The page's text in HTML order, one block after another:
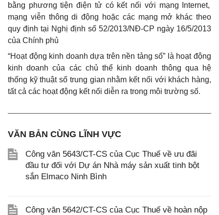
bằng phương tiện điện tửcó kết nối với mạng Internet,
mạng viễn thông diđộng hoặc các mạng mở khác theo
quy định tại Nghị định số 52/2013/NĐ-CP ngày 16/5/2013
của Chính phủ
“Hoạt động kinh doanh dựa trên nền tảngsố” là hoạt động
kinh doanh của các chủ thể kinh doanh thông qua hệ
thống kỹ thuậtsố trung gian nhằm kết nối với khách hàng,
tấtcả các hoạt động kết nối diễn ra trong môi trường số.
VĂN BẢN CÙNG LĨNH VỰC
Công văn 5643/CT-CS của Cục Thuế về ưu đãi
đầu tư đối với Dự án Nhà máy sản xuất tinh bột
sắn Elmaco Ninh Bình
Công văn 5642/CT-CS của Cục Thuế về hoàn nộp